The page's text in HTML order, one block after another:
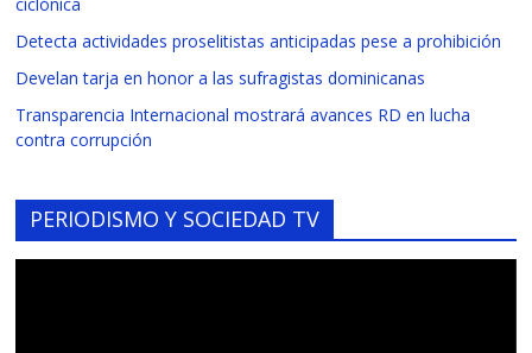
Detecta actividades proselitistas anticipadas pese a prohibición
Develan tarja en honor a las sufragistas dominicanas
Transparencia Internacional mostrará avances RD en lucha
contra corrupción
PERIODISMO Y SOCIEDAD TV